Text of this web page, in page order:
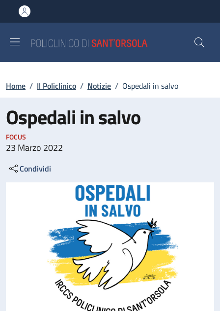
al contenuto principale
to footer content
Briciole di pane
Home / Il Policlinico / Notizie / Ospedali in salvo
Ospedali in salvo
FOCUS
23 Marzo 2022
Condividi